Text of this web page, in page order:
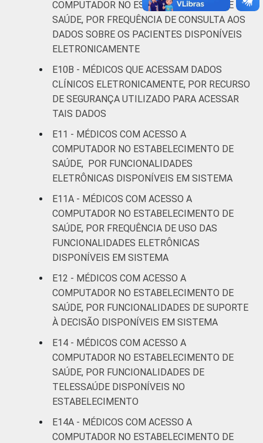
COMPUTADOR NO ESTABELECIMENTO DE
SAÚDE, POR FREQUÊNCIA DE CONSULTA AOS
DADOS SOBRE OS PACIENTES DISPONÍVEIS
ELETRONICAMENTE
E10B - MÉDICOS QUE ACESSAM DADOS
CLÍNICOS ELETRONICAMENTE, POR RECURSO
DE SEGURANÇA UTILIZADO PARA ACESSAR
TAIS DADOS
E11 - MÉDICOS COM ACESSO A
COMPUTADOR NO ESTABELECIMENTO DE
SAÚDE, POR FUNCIONALIDADES
ELETRÔNICAS DISPONÍVEIS EM SISTEMA
E11A - MÉDICOS COM ACESSO A
COMPUTADOR NO ESTABELECIMENTO DE
SAÚDE, POR FREQUÊNCIA DE USO DAS
FUNCIONALIDADES ELETRÔNICAS
DISPONÍVEIS EM SISTEMA
E12 - MÉDICOS COM ACESSO A
COMPUTADOR NO ESTABELECIMENTO DE
SAÚDE, POR FUNCIONALIDADES DE SUPORTE
À DECISÃO DISPONÍVEIS EM SISTEMA
E14 - MÉDICOS COM ACESSO A
COMPUTADOR NO ESTABELECIMENTO DE
SAÚDE, POR FUNCIONALIDADES DE
TELESSAÚDE DISPONÍVEIS NO
ESTABELECIMENTO
E14A - MÉDICOS COM ACESSO A
COMPUTADOR NO ESTABELECIMENTO DE